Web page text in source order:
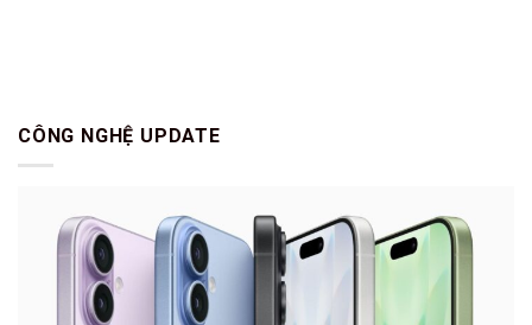
CÔNG NGHỆ UPDATE